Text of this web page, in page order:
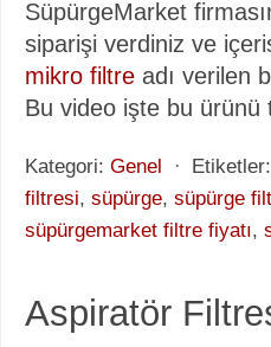
SüpürgeMarket
siparişi verdiniz ve
mikro filtre adı verilen
Bu video işte bu ürünü
Kategori: Genel ⋅ Etiketler:
filtresi, süpürge, süpürge
süpürgemarket filtre fiyatı,
Aspiratör